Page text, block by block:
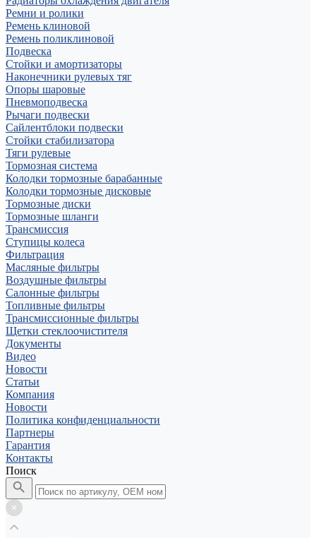
Ремни и ролики
Ремень клиновой
Ремень поликлиновой
Подвеска
Стойки и амортизаторы
Наконечники рулевых тяг
Опоры шаровые
Пневмоподвеска
Рычаги подвески
Сайлентблоки подвески
Стойки стабилизатора
Тяги рулевые
Тормозная система
Колодки тормозные барабанные
Колодки тормозные дисковые
Тормозные диски
Тормозные шланги
Трансмиссия
Ступицы колеса
Фильтрация
Масляные фильтры
Воздушные фильтры
Салонные фильтры
Топливные фильтры
Трансмиссионные фильтры
Щетки стеклоочистителя
Документы
Видео
Новости
Статьи
Компания
Новости
Политика конфиденциальности
Партнеры
Гарантия
Контакты
Поиск